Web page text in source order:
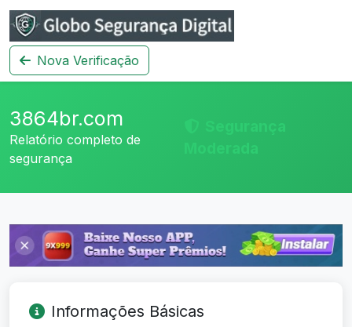
Nova Verificação
3864br.com
Relatório completo de
segurança
Informações Básicas